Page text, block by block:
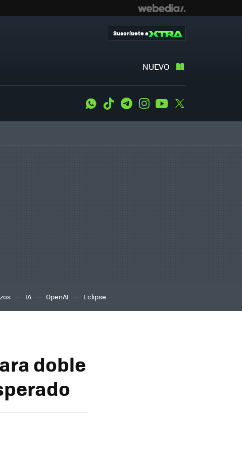
NUEVO
Suscríbete a
WhatsApp
Tiktok TelegramInstagramYoutube
IA OpenAI Eclipse
doble